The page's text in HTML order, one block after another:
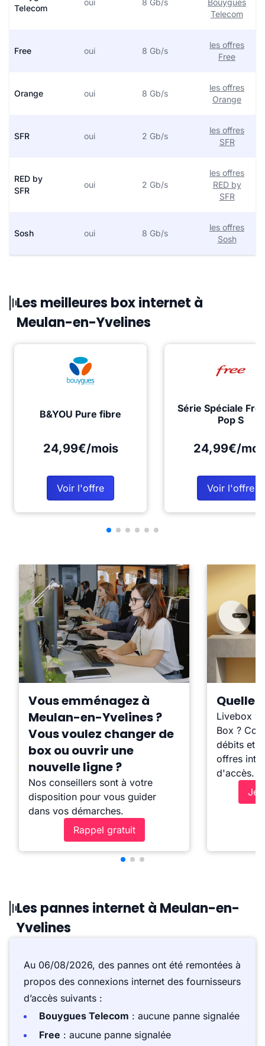
Telecom
oui 8 Gb/s
Bouygues
Telecom
Free oui 8 Gb/s
les offres
Free
Orange oui 8 Gb/s
les offres
Orange
SFR oui 2 Gb/s
les offres
SFR
RED by
SFR
oui 2 Gb/s
les offres
RED by
SFR
Sosh oui 8 Gb/s
les offres
Sosh
Les meilleures box internet à
Meulan-en-Yvelines
B&YOU Pure fibre
24,99€/mois
Voir l'offre
Série Spéciale
Pop S
24,99€/
Voir l'offre
Vous emménagez à
Meulan-en-Yvelines ?
Vous voulez changer de
box ou ouvrir une
nouvelle ligne ?
Nos conseillers sont à votre
disposition pour vous guider
dans vos démarches.
Rappel gratuit
Quelle
Livebox ?
Box ?
débits et
offres
d'accès.
Je
Les pannes internet à Meulan-en-
Yvelines
Au 06/08/2026, des pannes ont été remontées à
propos des connexions internet des fournisseurs
d’accès suivants :
Bouygues Telecom : aucune panne signalée
Free : aucune panne signalée